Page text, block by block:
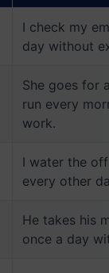
I check my
day without
She goes for
run every
work.
I water the
every other
He takes his
once a day